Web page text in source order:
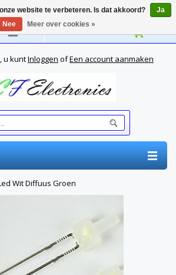
u kuntInloggen ofEen account aanmaken
Wit Diffuus Groen
website te verbeteren. Is dat akkoord?
Ja
Nee
Meer over cookies »